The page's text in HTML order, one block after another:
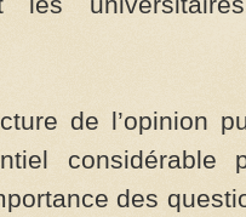
de l’opinion
considérable
des